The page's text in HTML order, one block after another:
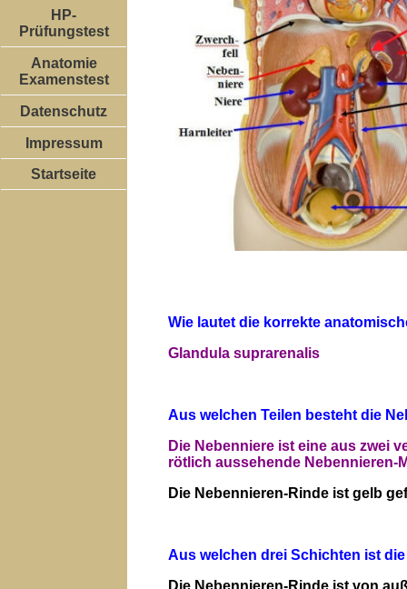
HP-
Prüfungstest
Anatomie
Examenstest
Datenschutz
Impressum
Startseite
Wie lautet die korrekte
Glandula suprarenalis
Aus welchen Teilen besteht die
Die Nebenniere ist eine aus zwei
rötlich aussehende Nebennieren-
Die Nebennieren-Rinde ist gelb
Aus welchen drei Schichten ist
Die Nebennieren-Rinde ist von